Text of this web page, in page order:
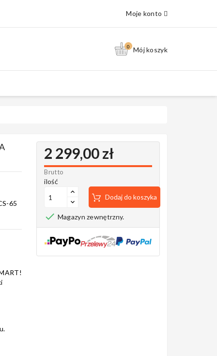
Moje konto
0 Mój koszyk
65
2 299,00 zł
Brutto
ilość
Dodaj do koszyka
 Magazyn zewnętrzny.